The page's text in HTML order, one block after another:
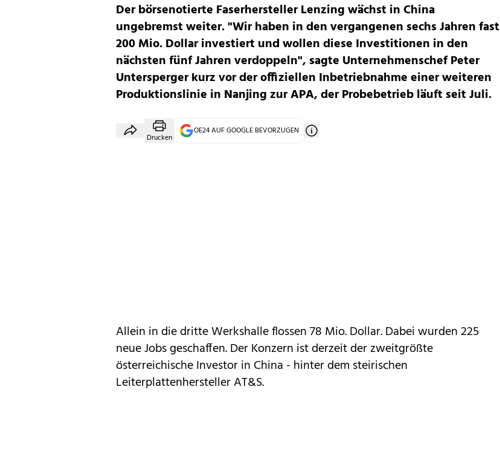
Der börsenotierte Faserhersteller Lenzing wächst in China
ungebremst weiter. "Wir haben in den vergangenen sechs Jahren fast
200 Mio. Dollar investiert und wollen diese Investitionen in den
nächsten fünf Jahren verdoppeln", sagte Unternehmenschef Peter
Untersperger kurz vor der offiziellen Inbetriebnahme einer weiteren
Produktionslinie in Nanjing zur APA, der Probebetrieb läuft seit Juli.
Drucken
OE24 AUF GOOGLE BEVORZUGEN
Allein in die dritte Werkshalle flossen 78 Mio. Dollar. Dabei wurden 225
neue Jobs geschaffen. Der Konzern ist derzeit der zweitgrößte
österreichische Investor in China - hinter dem steirischen
Leiterplattenhersteller AT&S.